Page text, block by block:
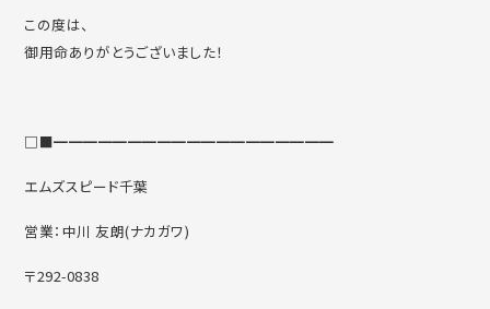
この度は、
御用命ありがとうございました！
□■━━━━━━━━━━━━━━━━━━━
エムズスピード千葉
営業：中川 友朗(ナカガワ)
〒292-0838